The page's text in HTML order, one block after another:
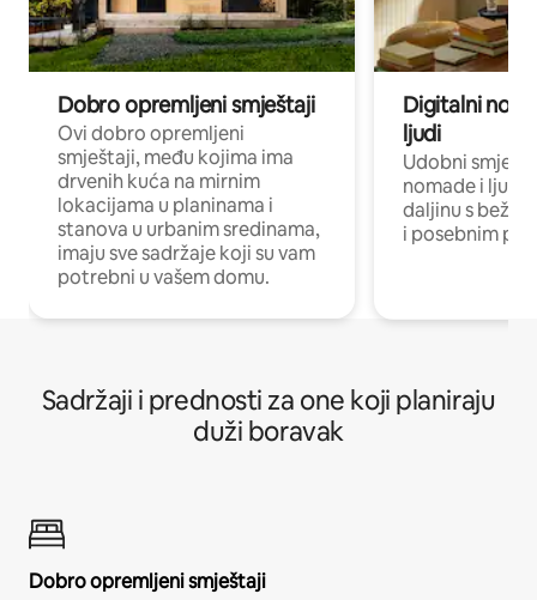
Dobro opremljeni smještaji
Ovi dobro opremljeni
smještaji, među kojima ima
drvenih kuća na mirnim
lokacijama u planinama i
stanova u urbanim sredinama,
imaju sve sadržaje koji su vam
potrebni u vašem domu.
Digitalni
ljudi
Udobni
nomade i ljude
daljinu s
i posebnim
Sadržaji i prednosti za one koji planiraju
duži boravak
Dobro opremljeni smještaji